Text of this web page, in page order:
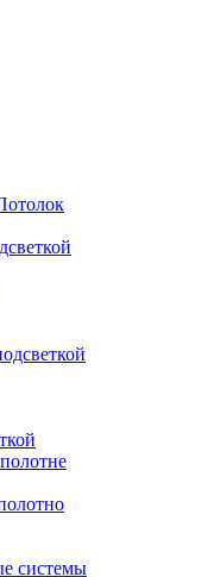
системы